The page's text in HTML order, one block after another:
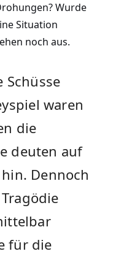
Wurde
Situation
noch aus.
Schüsse
waren
die
deuten auf
Dennoch
für die